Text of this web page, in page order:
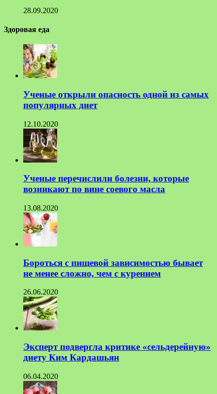
28.09.2020
Здоровая еда
Ученые открыли опасность одной из самых
популярных диет
12.10.2020
Ученые перечислили болезни, которые
возникают по вине соевого масла
13.08.2020
Бороться с пищевой зависимостью бывает
не менее сложно, чем с курением
26.06.2020
Эксперт подвергла критике «сельдерейную»
диету Ким Кардашьян
06.04.2020